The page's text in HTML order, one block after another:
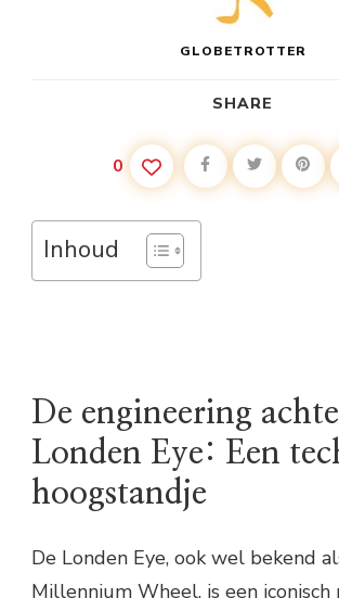
GLOBETROTTER
SHARE
0
Inhoud
De engineering
Londen Eye: Een
hoogstandje
De Londen Eye, ook wel bekend
Millennium Wheel, is een iconisch